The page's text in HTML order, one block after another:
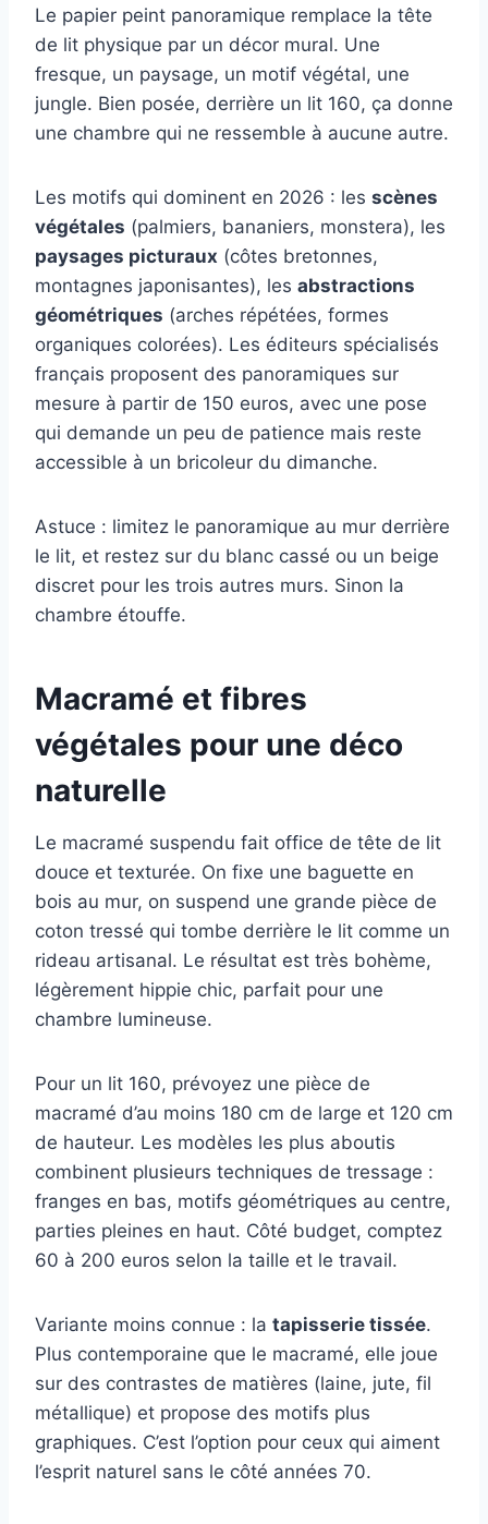
Le papier peint panoramique remplace la tête
de lit physique par un décor mural. Une
fresque, un paysage, un motif végétal, une
jungle. Bien posée, derrière un lit 160, ça donne
une chambre qui ne ressemble à aucune autre.
Les motifs qui dominent en 2026 : les scènes
végétales (palmiers, bananiers, monstera), les
paysages picturaux (côtes bretonnes,
montagnes japonisantes), les abstractions
géométriques (arches répétées, formes
organiques colorées). Les éditeurs spécialisés
français proposent des panoramiques sur
mesure à partir de 150 euros, avec une pose
qui demande un peu de patience mais reste
accessible à un bricoleur du dimanche.
Astuce : limitez le panoramique au mur derrière
le lit, et restez sur du blanc cassé ou un beige
discret pour les trois autres murs. Sinon la
chambre étouffe.
Macramé et fibres
végétales pour une déco
naturelle
Le macramé suspendu fait office de tête de lit
douce et texturée. On fixe une baguette en
bois au mur, on suspend une grande pièce de
coton tressé qui tombe derrière le lit comme un
rideau artisanal. Le résultat est très bohème,
légèrement hippie chic, parfait pour une
chambre lumineuse.
Pour un lit 160, prévoyez une pièce de
macramé d’au moins 180 cm de large et 120 cm
de hauteur. Les modèles les plus aboutis
combinent plusieurs techniques de tressage :
franges en bas, motifs géométriques au centre,
parties pleines en haut. Côté budget, comptez
60 à 200 euros selon la taille et le travail.
Variante moins connue : la tapisserie tissée.
Plus contemporaine que le macramé, elle joue
sur des contrastes de matières (laine, jute, fil
métallique) et propose des motifs plus
graphiques. C’est l’option pour ceux qui aiment
l’esprit naturel sans le côté années 70.